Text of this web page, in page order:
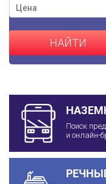
НАЙТИ
Поиск
и онлайн-